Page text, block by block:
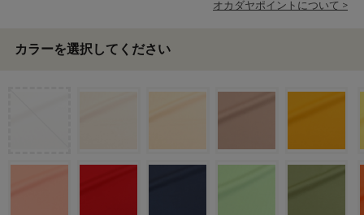
オカダヤポイントについて >
カラーを選択してください